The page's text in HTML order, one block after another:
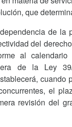
que
de la
del
al
de la Ley
cuando
el
revisión del